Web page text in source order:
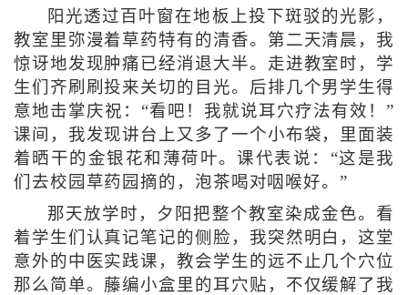
阳光透过百叶窗在地板上投下斑驳的光影，
教室里弥漫着草药特有的清香。第二天清晨，我
惊讶地发现肿痛已经消退大半。走进教室时，学
生们齐刷刷投来关切的目光。后排几个男学生得
意地击掌庆祝：“看吧！我就说耳穴疗法有效！”
课间，我发现讲台上又多了一个小布袋，里面装
着晒干的金银花和薄荷叶。课代表说：“这是我
们去校园草药园摘的，泡茶喝对咽喉好。”
那天放学时，夕阳把整个教室染成金色。看
着学生们认真记笔记的侧脸，我突然明白，这堂
意外的中医实践课，教会学生的远不止几个穴位
那么简单。藤编小盒里的耳穴贴，不仅缓解了我